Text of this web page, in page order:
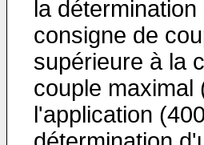
la
consigne de
supérieure à la
couple maximal
l'application